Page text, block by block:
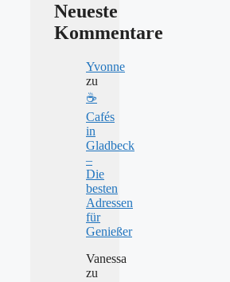
Neueste
Kommentare
Yvonne
zu
☕
Cafés
in
Gladbeck
–
Die
besten
Adressen
für
Genießer
Vanessa
zu